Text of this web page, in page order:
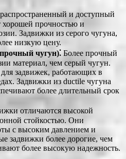
и доступный
хорошей прочностью и
Задвижки из серого чугуна,
низкую цену.
чугун)⁚ Более прочный
материал, чем серый чугун.
задвижек, работающих в
Задвижки из ductile чугуна
более длительный срок
отличаются высокой
стойкостью. Они
с высоким давлением и
задвижки более дорогие, чем
более высокую надежность.